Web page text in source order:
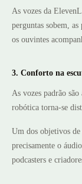
As vozes da
perguntas sobem,
os ouvintes
3. Conforto na
As vozes padrão são
robótica torna-se
Um dos objetivos
precisamente o
podcasters e